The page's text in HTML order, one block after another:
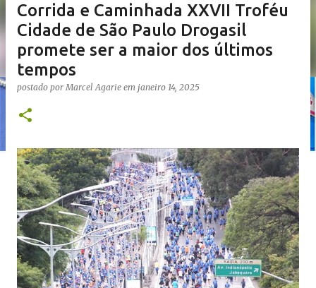
Corrida e Caminhada XXVII Troféu
Cidade de São Paulo Drogasil
promete ser a maior dos últimos
tempos
postado porMarcel Agarie em janeiro 14, 2025